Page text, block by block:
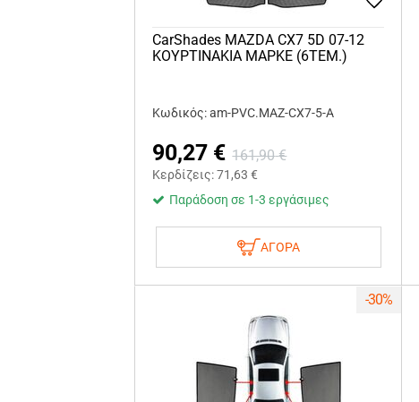
CarShades MAZDA CX7 5D 07-12
ΚΟΥΡΤΙΝΑΚΙΑ ΜΑΡΚΕ (6ΤΕΜ.)
Κωδικός: am-PVC.MAZ-CX7-5-A
90,27 € 161,90 €
Κερδίζεις:71,63 €
Παράδοση σε 1-3 εργάσιμες
ΑΓΟΡΑ
-30%